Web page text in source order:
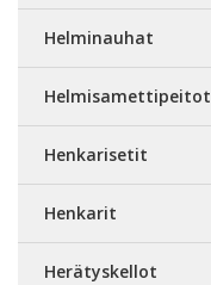
Helminauhat
Helmisamettipeitot
Henkarisetit
Henkarit
Herätyskellot